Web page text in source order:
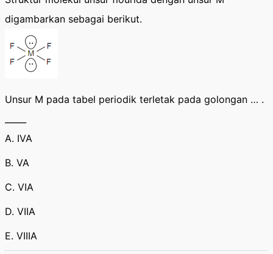
digambarkan sebagai berikut.
Unsur M pada tabel periodik terletak pada golongan … .
A. IVA
B. VA
C. VIA
D. VIIA
E. VIIIA